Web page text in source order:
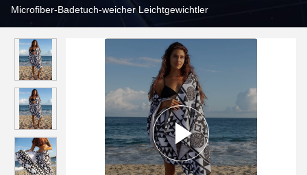
Microfiber-Badetuch-weicher Leichtgewichtler